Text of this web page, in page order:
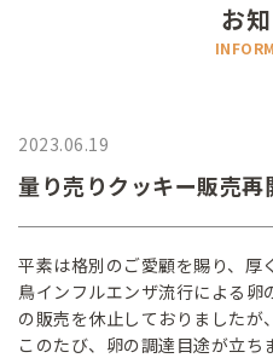
お
2023.06.19
量り売りクッキー販売
平素は格別のご愛顧を賜り、厚
鳥インフルエンザ流行による
の販売を休止しておりましたが、
このたび、卵の調達目途が立